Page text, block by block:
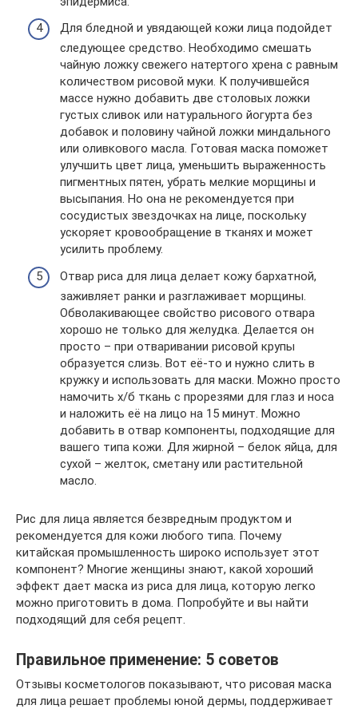
Для бледной и увядающей кожи лица подойдет
следующее средство. Необходимо смешать
чайную ложку свежего натертого хрена с равным
количеством рисовой муки. К получившейся
массе нужно добавить две столовых ложки
густых сливок или натурального йогурта без
добавок и половину чайной ложки миндального
или оливкового масла. Готовая маска поможет
улучшить цвет лица, уменьшить выраженность
пигментных пятен, убрать мелкие морщины и
высыпания. Но она не рекомендуется при
сосудистых звездочках на лице, поскольку
ускоряет кровообращение в тканях и может
усилить проблему.
Отвар риса для лица делает кожу бархатной,
заживляет ранки и разглаживает морщины.
Обволакивающее свойство рисового отвара
хорошо не только для желудка. Делается он
просто – при отваривании рисовой крупы
образуется слизь. Вот её-то и нужно слить в
кружку и использовать для маски. Можно просто
намочить х/б ткань с прорезями для глаз и носа
и наложить её на лицо на 15 минут. Можно
добавить в отвар компоненты, подходящие для
вашего типа кожи. Для жирной – белок яйца, для
сухой – желток, сметану или растительной
масло.
Рис для лица является безвредным продуктом и
рекомендуется для кожи любого типа. Почему
китайская промышленность широко использует этот
компонент? Многие женщины знают, какой хороший
эффект дает маска из риса для лица, которую легко
можно приготовить в дома. Попробуйте и вы найти
подходящий для себя рецепт.
Правильное применение: 5 советов
Отзывы косметологов показывают, что рисовая маска
для лица решает проблемы юной дермы, поддерживает